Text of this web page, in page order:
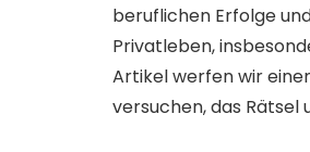
beruflichen Erfolge
Privatleben,
Artikel werfen wir
versuchen, das Rätsel